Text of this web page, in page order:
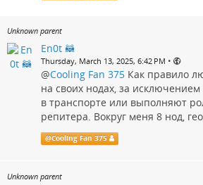
Unknown parent
En0t 🦝
Thursday, March 13, 2025, 6:42 PM •
@Cooling Fan 375 Как правило
на своих нодах, за исключением
в транспорте или выполняют
репитера. Вокруг меня 8 нод,
@Cooling Fan 375
Unknown parent